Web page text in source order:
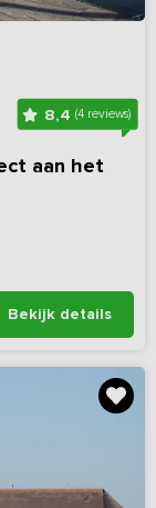
8,4(4 reviews)
aan het
Bekijk details